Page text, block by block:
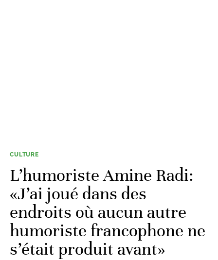
CULTURE
L’humoriste Amine Radi:
«J’ai joué dans des
endroits où aucun autre
humoriste francophone ne
s’était produit avant»